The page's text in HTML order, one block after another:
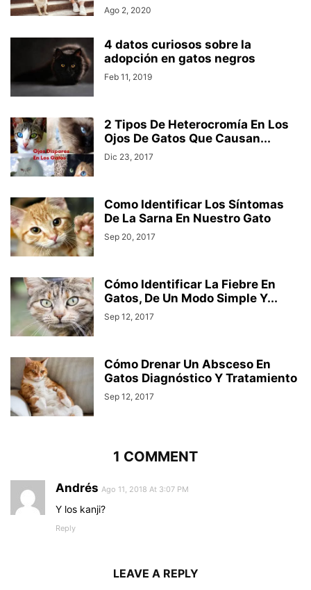
Ago 2, 2020
4 datos curiosos sobre la
adopción en gatos negros
Feb 11, 2019
2 Tipos De Heterocromía En Los
Ojos De Gatos Que Causan...
Dic 23, 2017
Como Identificar Los Síntomas
De La Sarna En Nuestro Gato
Sep 20, 2017
Cómo Identificar La Fiebre En
Gatos, De Un Modo Simple Y...
Sep 12, 2017
Cómo Drenar Un Absceso En
Gatos Diagnóstico Y Tratamiento
Sep 12, 2017
1 COMMENT
Andrés Ago 11, 2018 At 3:07 PM
Y los kanji?
Reply
LEAVE A REPLY